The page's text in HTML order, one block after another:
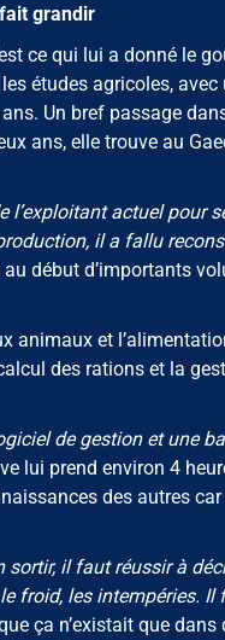
grandir
ce qui lui a donné le
études agricoles, avec
Un bref passage
ans, elle trouve au
l’exploitant actuel pour
il a fallu
début d’importants
animaux et
des rations et la
de gestion et une
lui prend environ 4
des autres car
sortir, il faut réussir à
froid, les intempéries. Il
ça n’existait que dans